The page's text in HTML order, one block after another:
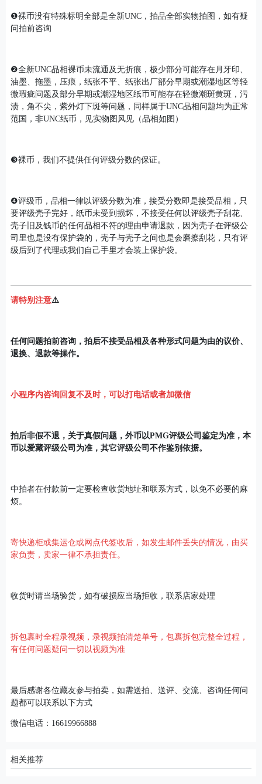
❶裸币没有特殊标明全部是全新UNC，拍品全部实物拍图，如有疑
问拍前咨询
❷全新UNC品相裸币未流通及无折痕，极少部分可能存在月牙印、
油墨、拖墨，压痕，纸张不平、纸张出厂部分早期或潮湿地区等轻
微瑕疵问题及部分早期或潮湿地区纸币可能存在轻微潮斑黄斑，污
渍，角不尖，紫外灯下斑等问题，同样属于UNC品相问題均为正常
范国，非UNC纸币，见实物图风见（品相如图）
❸裸币，我们不提供任何评级分数的保证。
❹评级币，品相一律以评级分数为准，接受分数即是接受品相，只
要评级壳子完好，纸币未受到损坏，不接受任何以评级壳子刮花、
壳子旧及钱币的任何品相不符的理由申请退款，因为壳子在评级公
司里也是没有保护袋的，壳子与壳子之间也是会磨擦刮花，只有评
级后到了代理或我们自己手里才会装上保护袋。
请特别注意⚠️
任何问题拍前咨询，拍后不接受品相及各种形式问题为由的议价、
退换、退款等操作。
小程序内咨询回复不及时，可以打电话或者加微信
拍后非假不退，关于真假问题，外币以PMG评级公司鉴定为准，本
币以爱藏评级公司为准，其它评级公司不作鉴别依据。
中拍者在付款前一定要检查收货地址和联系方式，以免不必要的麻
烦。
寄快递柜或集运仓或网点代签收后，如发生邮件丢失的情况，由买
家负责，卖家一律不承担责任。
收货时请当场验货，如有破损应当场拒收，联系店家处理
拆包裹时全程录视频，录视频拍清楚单号，包裹拆包完整全过程，
有任何问题疑问一切以视频为准
最后感谢各位藏友参与拍卖，如需送拍、送评、交流、咨询任何问
题都可以联系以下方式
微信电话：16619966888
相关推荐